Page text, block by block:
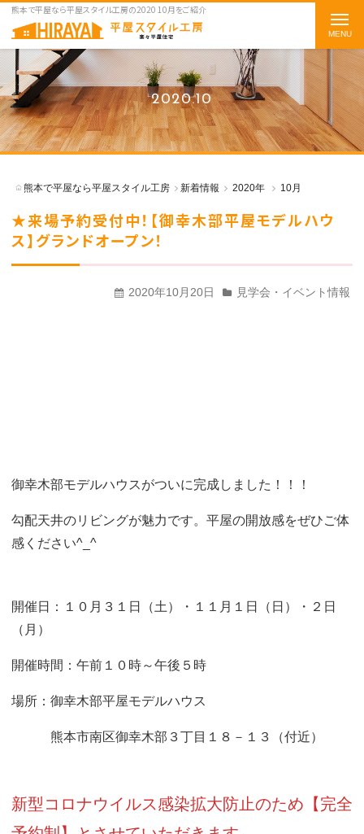
熊本で平屋なら平屋スタイル工房の2020 10月をご紹介
2020.10
熊本で平屋なら平屋スタイル工房 新着情報 2020年 10月
★来場予約受付中！【御幸木部平屋モデルハウ
ス】グランドオープン！
2020年10月20日 見学会・イベント情報
御幸木部モデルハウスがついに完成しました！！！
勾配天井のリビングが魅力です。平屋の開放感をぜひご体
感ください^_^
開催日：１０月３１日（土）・１１月１日（日）・２日
（月）
開催時間：午前１０時～午後５時
場所：御幸木部平屋モデルハウス
熊本市南区御幸木部３丁目１８－１３（付近）
新型コロナウイルス感染拡大防止のため【完全
t
o
g
g
l
e
n
a
t